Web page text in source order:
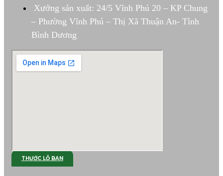
Xưởng sản xuất: 24/5 Vĩnh Phú 20 – KP Chung
– Phường Vĩnh Phú – Thị Xã Thuận An- Tỉnh
Bình Dương
THƯỚC LỖ BAN